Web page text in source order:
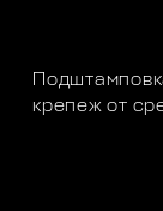
крепеж от